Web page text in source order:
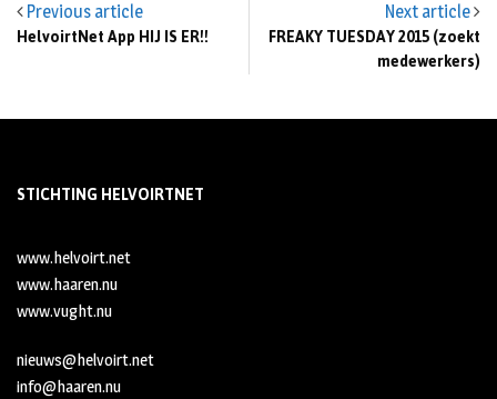
Previous article
HelvoirtNet App HIJ IS ER!!
Next article
FREAKY TUESDAY 2015 (zoekt
medewerkers)
STICHTING HELVOIRTNET
www.helvoirt.net
www.haaren.nu
www.vught.nu
nieuws@helvoirt.net
info@haaren.nu